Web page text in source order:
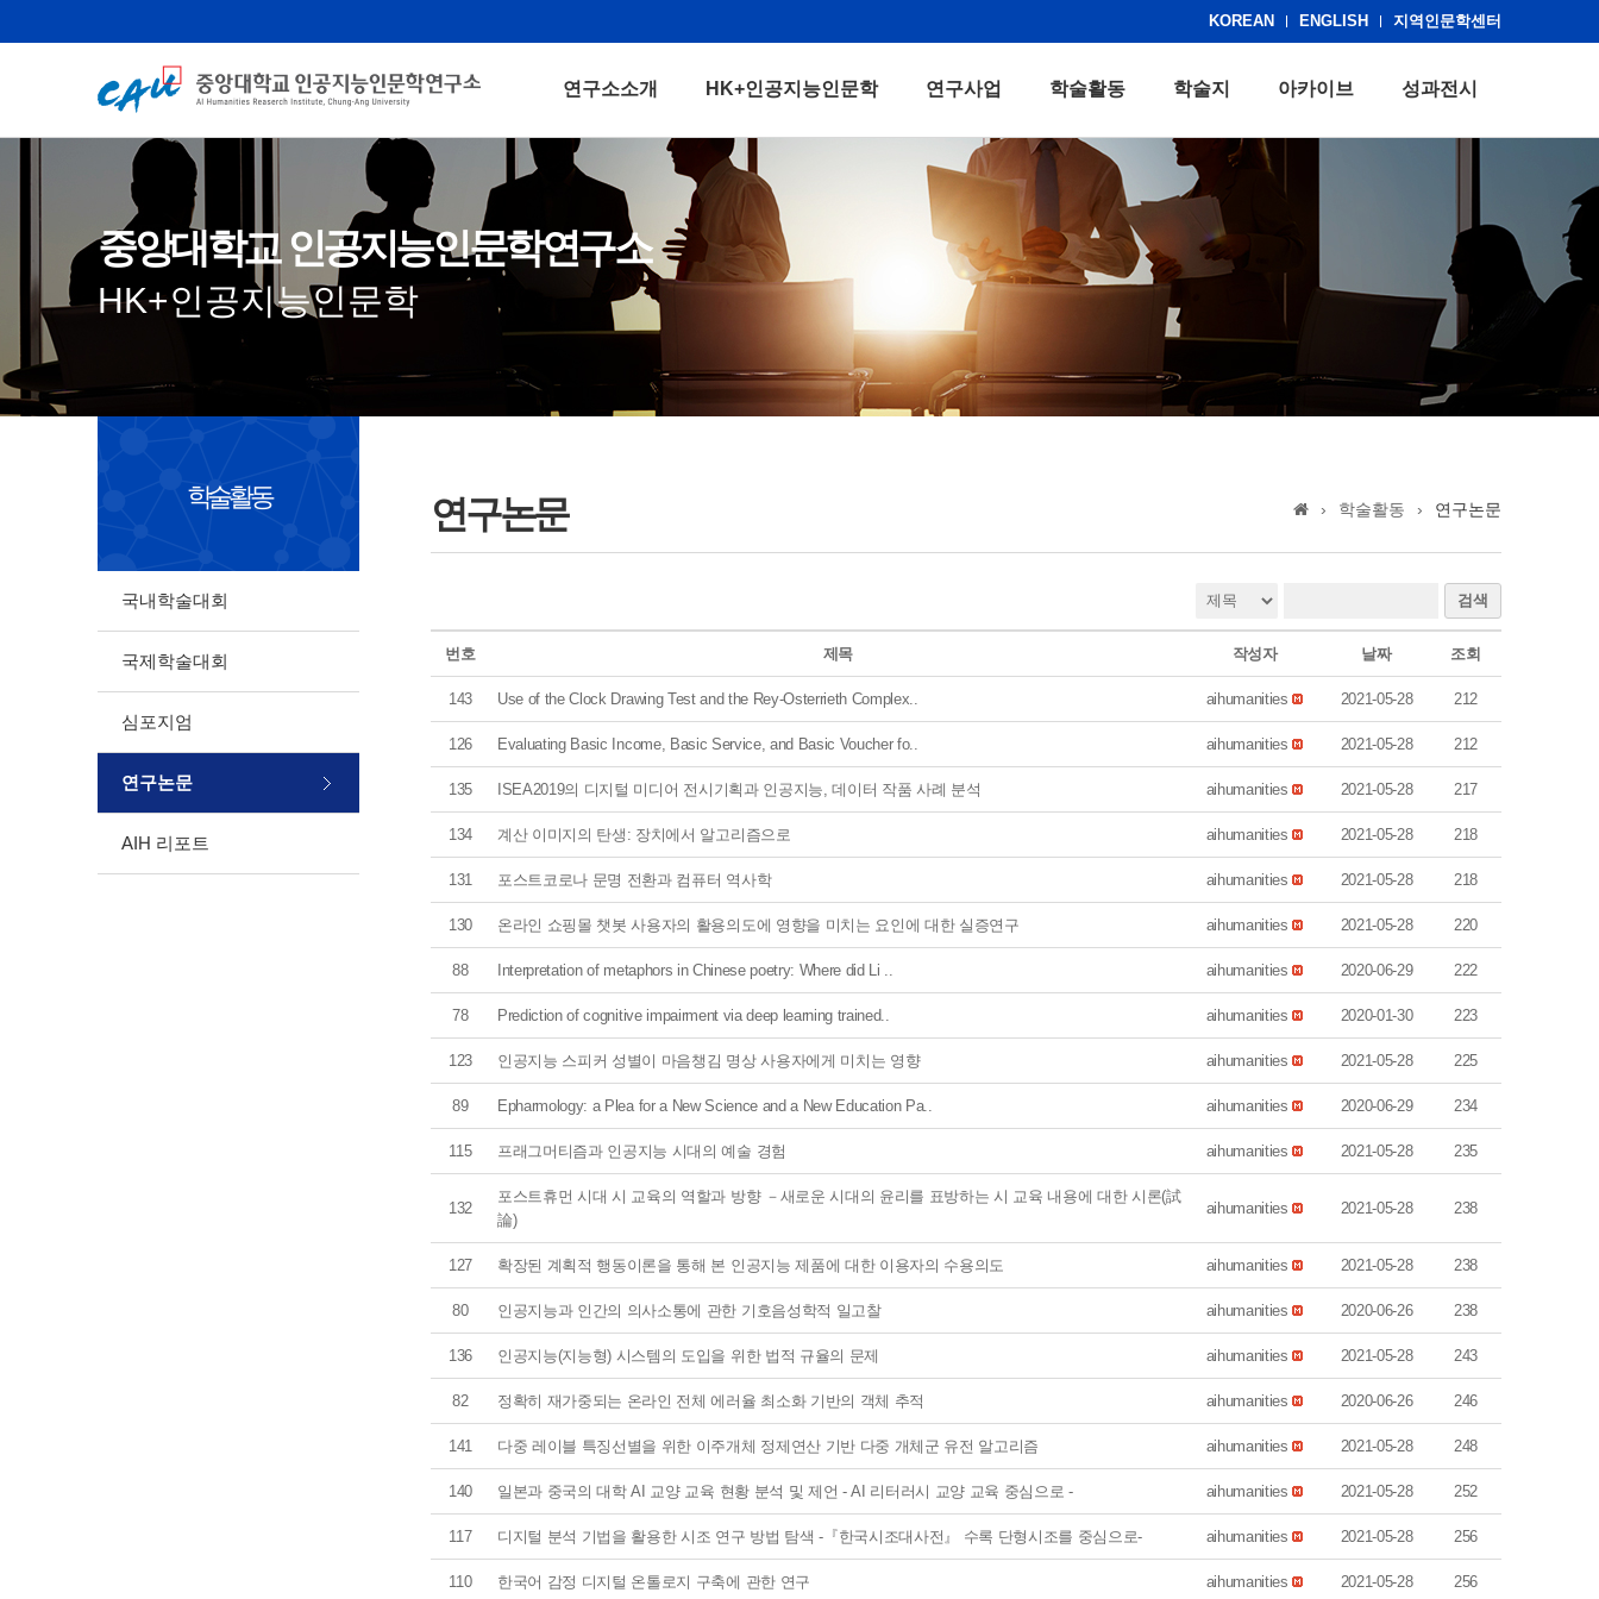
KOREAN ENGLISH 지역인문학센터
연구소소개 HK+인공지능인문학 연구사업 학술활동 학술지 아카이브 성과전시
중앙대학교 인공지능인문학연구소
HK+인공지능인문학
학술활동
국내학술대회
국제학술대회
심포지엄
연구논문
AIH 리포트
› 학술활동 › 연구논문
연구논문
검색
번호 제목 작성자 날짜 조회
143 Use of the Clock Drawing Test and the Rey-Osterrieth Complex.. aihumanities 2021-05-28 212
126 Evaluating Basic Income, Basic Service, and Basic Voucher fo.. aihumanities 2021-05-28 212
135 ISEA2019의 디지털 미디어 전시기획과 인공지능, 데이터 작품 사례 분석 aihumanities 2021-05-28 217
134 계산 이미지의 탄생: 장치에서 알고리즘으로 aihumanities 2021-05-28 218
131 포스트코로나 문명 전환과 컴퓨터 역사학 aihumanities 2021-05-28 218
130 온라인 쇼핑몰 챗봇 사용자의 활용의도에 영향을 미치는 요인에 대한 실증연구 aihumanities 2021-05-28 220
88 Interpretation of metaphors in Chinese poetry: Where did Li .. aihumanities 2020-06-29 222
78 Prediction of cognitive impairment via deep learning trained.. aihumanities 2020-01-30 223
123 인공지능 스피커 성별이 마음챙김 명상 사용자에게 미치는 영향 aihumanities 2021-05-28 225
89 Epharmology: a Plea for a New Science and a New Education Pa.. aihumanities 2020-06-29 234
115 프래그머티즘과 인공지능 시대의 예술 경험 aihumanities 2021-05-28 235
132
포스트휴먼 시대 시 교육의 역할과 방향 －새로운 시대의 윤리를 표방하는 시 교육 내용에 대한 시론(試
論)
aihumanities 2021-05-28 238
127 확장된 계획적 행동이론을 통해 본 인공지능 제품에 대한 이용자의 수용의도 aihumanities 2021-05-28 238
80 인공지능과 인간의 의사소통에 관한 기호음성학적 일고찰 aihumanities 2020-06-26 238
136 인공지능(지능형) 시스템의 도입을 위한 법적 규율의 문제 aihumanities 2021-05-28 243
82 정확히 재가중되는 온라인 전체 에러율 최소화 기반의 객체 추적 aihumanities 2020-06-26 246
141 다중 레이블 특징선별을 위한 이주개체 정제연산 기반 다중 개체군 유전 알고리즘 aihumanities 2021-05-28 248
140 일본과 중국의 대학 AI 교양 교육 현황 분석 및 제언 - AI 리터러시 교양 교육 중심으로 - aihumanities 2021-05-28 252
117 디지털 분석 기법을 활용한 시조 연구 방법 탐색 -『한국시조대사전』 수록 단형시조를 중심으로- aihumanities 2021-05-28 256
110 한국어 감정 디지털 온톨로지 구축에 관한 연구 aihumanities 2021-05-28 256